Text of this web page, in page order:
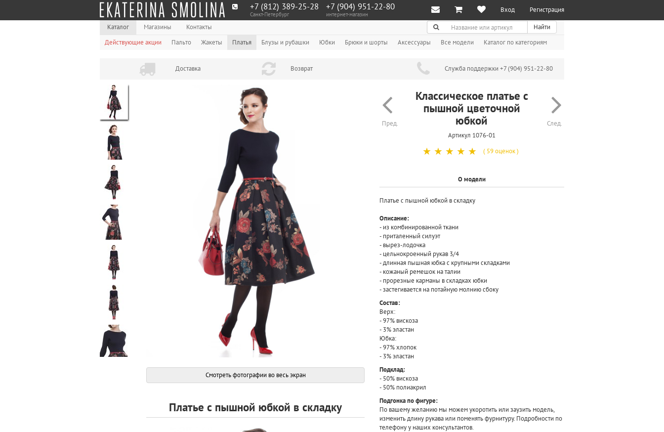
+7 (812) 389-25-28
Санкт-Петербург
+7 (904) 951‑22‑80
интернет-магазин
Вход Регистрация
Каталог Магазины Контакты Поиск
Найти
Действующие акции
Пальто Жакеты Платья Блузы и рубашки Юбки Брюки и шорты Аксессуары Все модели Каталог по категориям
Доставка Возврат Служба поддержки +7 (904) 951-22-80
Смотреть фотографии во весь экран
Платье с пышной юбкой в складку
Пред.
Классическое платье с
пышной цветочной
юбкой
Артикул 1076-01
След.
☆
☆
☆
☆
☆ ( 59 оценок )
О модели
Платье с пышной юбкой в складку
Описание:
- из комбинированной ткани
- приталенный силуэт
- вырез-лодочка
- цельнокроенный рукав 3/4
- длинная пышная юбка с крупными складками
- кожаный ремешок на талии
- прорезные карманы в складках юбки
- застегивается на потайную молнию сбоку
Состав:
Верх:
- 97% вискоза
- 3% эластан
Юбка:
- 97% хлопок
- 3% эластан
Подклад:
- 50% вискоза
- 50% полиакрил
Подгонка по фигуре:
По вашему желанию мы можем укоротить или заузить модель,
изменить длину рукава или поменять фурнитуру. Подробности по
телефону у наших консультантов.